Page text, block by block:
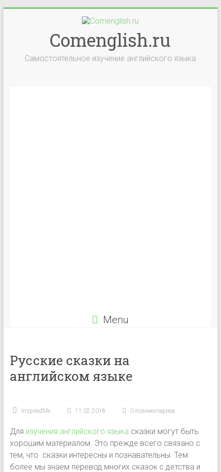
Comenglish.ru
Самостоятельное изучение английского языка
Menu
Русские сказки на
английском языке
InspiredMe 11.02.2018 0 Комментариев
Для изучения английского языка сказки могут быть
хорошим материалом. Это прежде всего связано с
тем, что сказки интересны и познавательны. Тем
более мы знаем перевод многих сказок с детства и